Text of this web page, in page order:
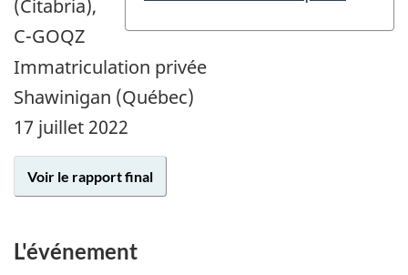
(Citabria),
C-GOQZ
Immatriculation privée
Shawinigan (Québec)
17 juillet 2022
Voir le rapport final
L'événement